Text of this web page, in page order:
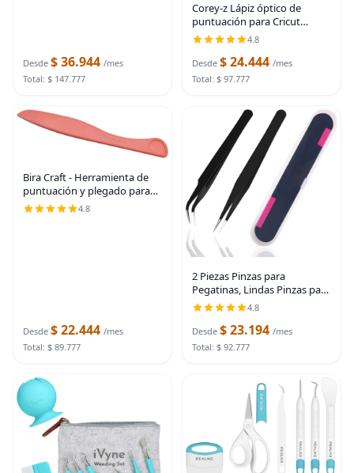
Desde $ 36.944 /mes
Total: $ 147.777
Corey-z Lápiz óptico de
puntuación para Cricut
Maker 3/Maker/Cricut
Explore 3/Air 2, herramienta
de puntuación de líneas
plegables para tarjetas,
4.8
Desde $ 24.444 /mes
Total: $ 97.777
Bira Craft - Herramienta de
puntuación y plegado para
tablero de puntuación
multiusos de 12 x 12
4.8
Desde $ 22.444 /mes
Total: $ 89.777
2 Piezas Pinzas para
Pegatinas, Lindas Pinzas para
Manualidades para
Recortes, Vinilo, Pestañas,
Electrónicos, Negro
4.8
Desde $ 23.194 /mes
Total: $ 92.777